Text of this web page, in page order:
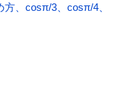
、cosπ/3、cosπ/4、